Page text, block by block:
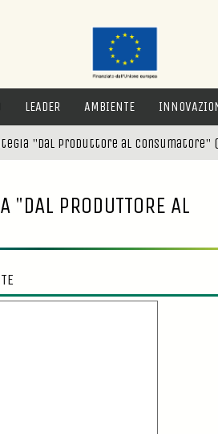
LEADER AMBIENTE
"Dal produttore al consumatore"
"DAL PRODUTTORE AL